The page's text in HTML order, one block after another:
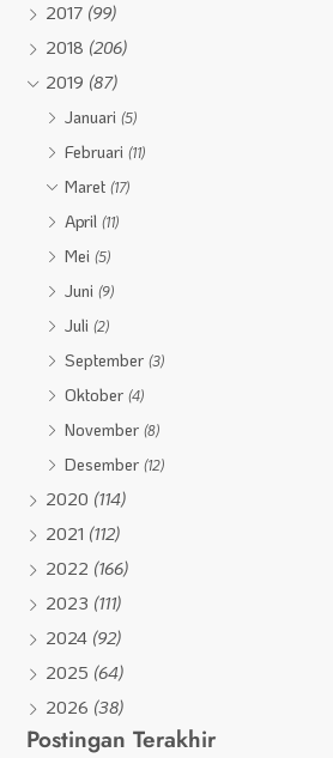
2017 (99)
2018 (206)
2019 (87)
Januari(5)
Februari(11)
Maret(17)
April(11)
Mei(5)
Juni(9)
Juli(2)
September(3)
Oktober(4)
November(8)
Desember(12)
2020 (114)
2021 (112)
2022 (166)
2023 (111)
2024 (92)
2025 (64)
2026 (38)
Postingan Terakhir